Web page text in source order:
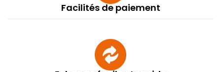
Facilités de paiement